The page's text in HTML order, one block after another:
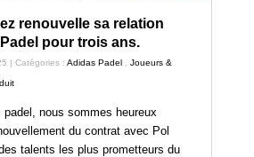
renouvelle sa relation
pour trois ans.
| Catégories :Adidas Padel ,Joueurs &
padel, nous sommes heureux
du contrat avec Pol
talents les plus prometteurs du